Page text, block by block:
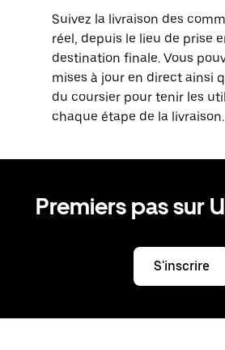
Suivez la livraison des
réel, depuis le lieu de prise
destination finale. Vous
mises à jour en direct ainsi
du coursier pour tenir les
chaque étape de la livraison.
Premiers pas sur
S'inscrire